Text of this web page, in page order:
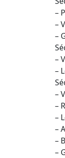
–
–
–
–
–
–
–
–
–
–
–